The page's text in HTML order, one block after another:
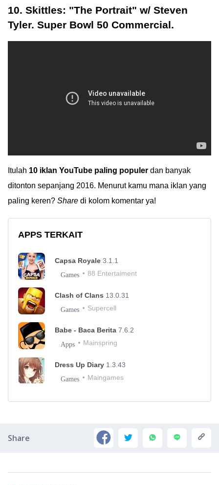
10. Skittles: "The Portrait" w/ Steven
Tyler. Super Bowl 50 Commercial.
Itulah 10 iklan YouTube paling populer dan banyak
ditonton sepanjang 2016. Menurut kamu mana iklan yang
paling keren? Share di kolom komentar ya!
APPS TERKAIT
Capsa Royale 3.1.1
Games 88 Entertaiment
Clash of Clans 13.0.31
Games Supercell
Babe - Baca Berita 7.6.2
Apps Mainspring
Dress Up Diary 1.3.43
Games Maingames
Share